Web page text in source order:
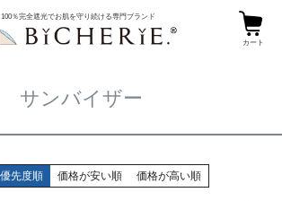
100％完全遮光でお肌を守り続ける専門ブランド
カート
サンバイザー
サンバイザー
優先度順 価格が安い順 価格が高い順